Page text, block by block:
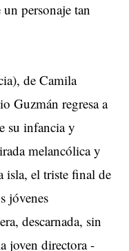
personaje tan
de Camila
Guzmán regresa a
su infancia y
melancólica y
isla, el triste final de
jóvenes
descarnada, sin
joven directora -